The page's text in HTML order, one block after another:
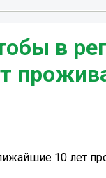
в
10 лет